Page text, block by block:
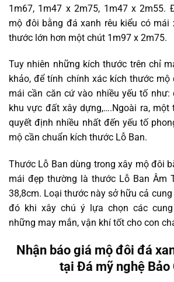
1m67, 1m47 x 2m75, 1m47 x 2m55.
mộ đôi bằng đá xanh rêu kiểu có mái
thước lớn hơn một chút 1m97 x 2m75.
Tuy nhiên những kích thước trên chỉ
khảo, để tính chính xác kích thước
mái cần căn cứ vào nhiều yếu tố như:
khu vực đất xây dựng,….Ngoài ra, một
quyết định nhiều nhất đến yếu tố
mộ cần chuẩn kích thước Lỗ Ban.
Thước Lỗ Ban dùng trong xây mộ đôi
mái đẹp thường là thước Lỗ Ban Âm
38,8cm. Loại thước này sở hữu cả
đó khi xây chú ý lựa chọn các
những may mắn, vận khí tốt cho con
Nhận báo giá mộ đôi đá
tại Đá mỹ nghệ Bảo